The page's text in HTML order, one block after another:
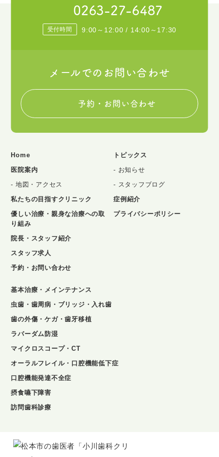
0263-27-6487
受付時間 9:00～12:00 / 14:00～17:30
メールでのお問い合わせ
予約・お問い合わせ
Home
医院案内
地図・アクセス
私たちの目指すクリニック
優しい治療・親身な治療への取
り組み
院長・スタッフ紹介
スタッフ求人
予約・お問い合わせ
基本治療・メインテナンス
虫歯・歯周病・ブリッジ・入れ歯
歯の外傷・ケガ・歯牙移植
ラバーダム防湿
マイクロスコープ・CT
オーラルフレイル・口腔機能低下症
口腔機能発達不全症
摂食嚥下障害
訪問歯科診療
トピックス
お知らせ
スタッフブログ
症例紹介
プライバシーポリシー